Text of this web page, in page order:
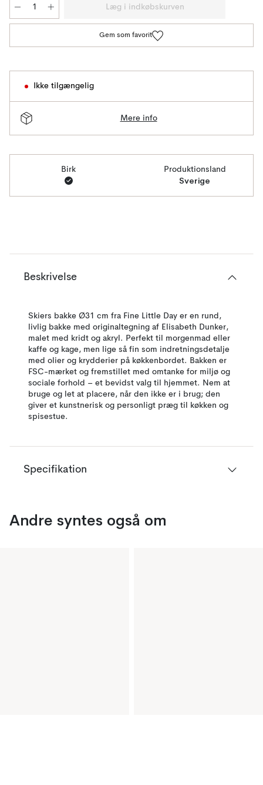
Læg i indkøbskurven
Gem som favorit
Ikke tilgængelig
Mere info
Birk Produktionsland
Sverige
Beskrivelse
Skiers bakke Ø31 cm fra Fine Little Day er en rund,
livlig bakke med originaltegning af Elisabeth Dunker,
malet med kridt og akryl. Perfekt til morgenmad eller
kaffe og kage, men lige så fin som indretningsdetalje
med olier og krydderier på køkkenbordet. Bakken er
FSC-mærket og fremstillet med omtanke for miljø og
sociale forhold – et bevidst valg til hjemmet. Nem at
bruge og let at placere, når den ikke er i brug; den
giver et kunstnerisk og personligt præg til køkken og
spisestue.
Specifikation
Andre syntes også om